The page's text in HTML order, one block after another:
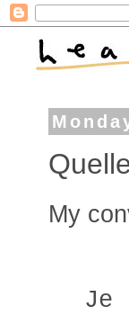
My
Je